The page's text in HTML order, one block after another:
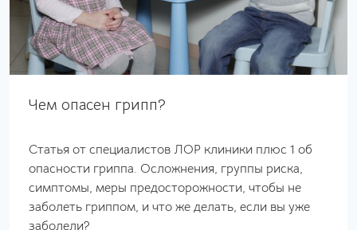
Чем опасен грипп?
Статья от специалистов ЛОР клиники плюс 1 об
опасности гриппа. Осложнения, группы риска,
симптомы, меры предосторожности, чтобы не
заболеть гриппом, и что же делать, если вы уже
заболели?